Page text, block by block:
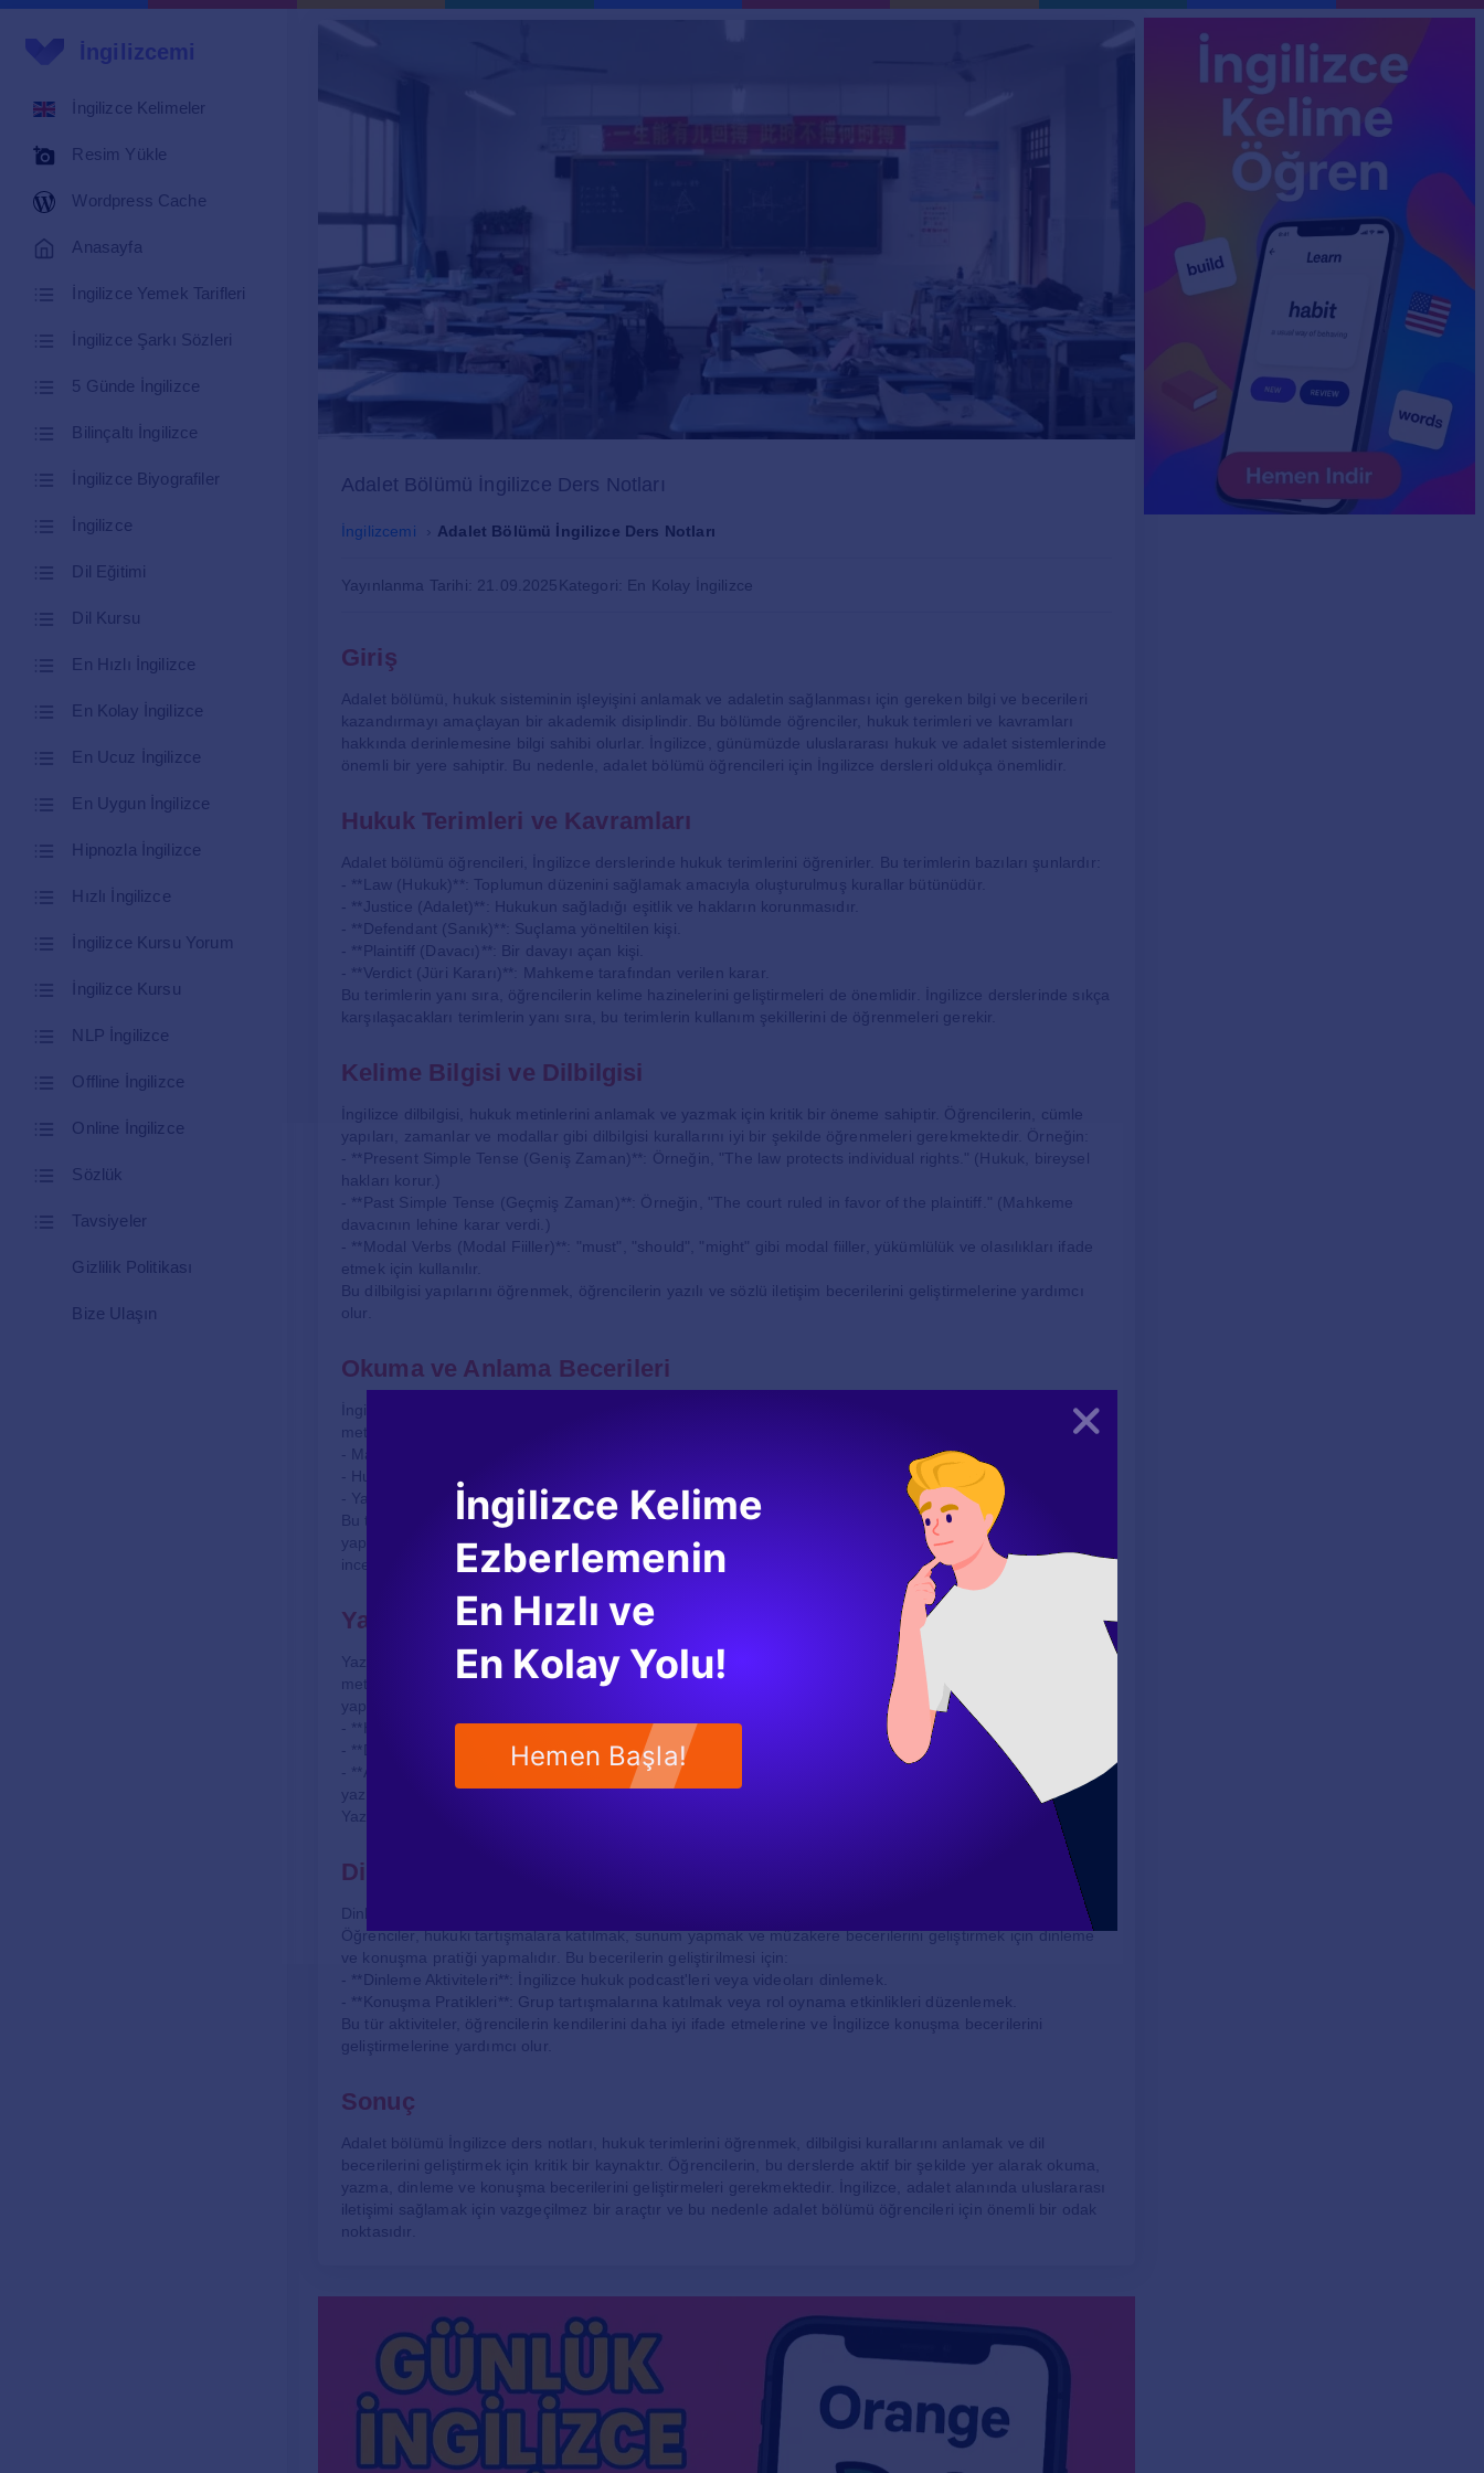
İngilizcemi
İngilizce Kelimeler
Resim Yükle
Wordpress Cache
Anasayfa
İngilizce Yemek Tarifleri
İngilizce Şarkı Sözleri
5 Günde İngilizce
Bilinçaltı İngilizce
İngilizce Biyografiler
İngilizce
Dil Eğitimi
Dil Kursu
En Hızlı İngilizce
En Kolay İngilizce
En Ucuz İngilizce
En Uygun İngilizce
Hipnozla İngilizce
Hızlı İngilizce
İngilizce Kursu Yorum
İngilizce Kursu
NLP İngilizce
Offline İngilizce
Online İngilizce
Sözlük
Tavsiyeler
Gizlilik Politikası
Bize Ulaşın
Adalet Bölümü İngilizce Ders Notları
İngilizcemi Adalet Bölümü İngilizce Ders Notları
Yayınlanma Tarihi: 21.09.2025Kategori: En Kolay İngilizce
Giriş
Adalet bölümü, hukuk sisteminin işleyişini anlamak ve adaletin sağlanması için gereken bilgi ve becerileri
kazandırmayı amaçlayan bir akademik disiplindir. Bu bölümde öğrenciler, hukuk terimleri ve kavramları
hakkında derinlemesine bilgi sahibi olurlar. İngilizce, günümüzde uluslararası hukuk ve adalet sistemlerinde
önemli bir yere sahiptir. Bu nedenle, adalet bölümü öğrencileri için İngilizce dersleri oldukça önemlidir.
Hukuk Terimleri ve Kavramları
Adalet bölümü öğrencileri, İngilizce derslerinde hukuk terimlerini öğrenirler. Bu terimlerin bazıları şunlardır:
- **Law (Hukuk)**: Toplumun düzenini sağlamak amacıyla oluşturulmuş kurallar bütünüdür.
- **Justice (Adalet)**: Hukukun sağladığı eşitlik ve hakların korunmasıdır.
- **Defendant (Sanık)**: Suçlama yöneltilen kişi.
- **Plaintiff (Davacı)**: Bir davayı açan kişi.
- **Verdict (Jüri Kararı)**: Mahkeme tarafından verilen karar.
Bu terimlerin yanı sıra, öğrencilerin kelime hazinelerini geliştirmeleri de önemlidir. İngilizce derslerinde sıkça
karşılaşacakları terimlerin yanı sıra, bu terimlerin kullanım şekillerini de öğrenmeleri gerekir.
Kelime Bilgisi ve Dilbilgisi
İngilizce dilbilgisi, hukuk metinlerini anlamak ve yazmak için kritik bir öneme sahiptir. Öğrencilerin, cümle
yapıları, zamanlar ve modallar gibi dilbilgisi kurallarını iyi bir şekilde öğrenmeleri gerekmektedir. Örneğin:
- **Present Simple Tense (Geniş Zaman)**: Örneğin, "The law protects individual rights." (Hukuk, bireysel
hakları korur.)
- **Past Simple Tense (Geçmiş Zaman)**: Örneğin, "The court ruled in favor of the plaintiff." (Mahkeme
davacının lehine karar verdi.)
- **Modal Verbs (Modal Fiiller)**: "must", "should", "might" gibi modal fiiller, yükümlülük ve olasılıkları ifade
etmek için kullanılır.
Bu dilbilgisi yapılarını öğrenmek, öğrencilerin yazılı ve sözlü iletişim becerilerini geliştirmelerine yardımcı
olur.
Okuma ve Anlama Becerileri
İngilizce derslerinde okuma ve anlama becerilerini geliştirmek de çok önemlidir. Öğrenciler, çeşitli hukuki
metinleri okuyarak anlayışlarını artırmalıdır. Bu metinler arasında:
- Mahkeme kararları
- Hukuk kitapları ve makaleler
- Yasal belgeler
Bu tür metinler, öğrencilerin hukuk dilini anlamalarına ve kullanmalarına yardımcı olur. Okuma pratiği
yapmak için, öğrenciler İngilizce haber makalelerini, yasal yorumları ve hukukla ilgili diğer kaynakları
inceleyebilirler.
Yazma Becerileri
Yazma becerileri, adalet bölümü öğrencileri için son derece önemlidir. İngilizce derslerinde, hukuki
metinlerin nasıl yazılacağına dair bilgi edinmek gereklidir. Öğrenciler, aşağıdaki konularda yazma pratiği
yapmalıdır:
- **Hukuk Mektupları**: Profesyonel bir üslup kullanarak yazılması gereken mektuplardır.
- **Dava Dilekçeleri**: Mahkemeye sunulmak üzere hazırlanan belgeler.
- **Araştırma Raporları**: Belirli bir konu üzerinde yapılan hukuki araştırmalar sonucunda hazırlanan
yazılardır.
Yazma pratiği yapmak, öğrencilerin düşüncelerini net bir şekilde ifade etmelerine yardımcı olur.
Dinleme ve Konuşma Becerileri
Dinleme ve konuşma becerileri de İngilizce derslerinde üzerinde durulması gereken önemli konulardır.
Öğrenciler, hukuki tartışmalara katılmak, sunum yapmak ve müzakere becerilerini geliştirmek için dinleme
ve konuşma pratiği yapmalıdır. Bu becerilerin geliştirilmesi için:
- **Dinleme Aktiviteleri**: İngilizce hukuk podcast'leri veya videoları dinlemek.
- **Konuşma Pratikleri**: Grup tartışmalarına katılmak veya rol oynama etkinlikleri düzenlemek.
Bu tür aktiviteler, öğrencilerin kendilerini daha iyi ifade etmelerine ve İngilizce konuşma becerilerini
geliştirmelerine yardımcı olur.
Sonuç
Adalet bölümü İngilizce ders notları, hukuk terimlerini öğrenmek, dilbilgisi kurallarını anlamak ve dil
becerilerini geliştirmek için kritik bir kaynaktır. Öğrencilerin, bu derslerde aktif bir şekilde yer alarak okuma,
yazma, dinleme ve konuşma becerilerini geliştirmeleri gerekmektedir. İngilizce, adalet alanında uluslararası
iletişimi sağlamak için vazgeçilmez bir araçtır ve bu nedenle adalet bölümü öğrencileri için önemli bir odak
noktasıdır.
Kapat
İngilizce Kelime
Ezberlemenin
En Hızlı ve
En Kolay Yolu!
Hemen Başla!